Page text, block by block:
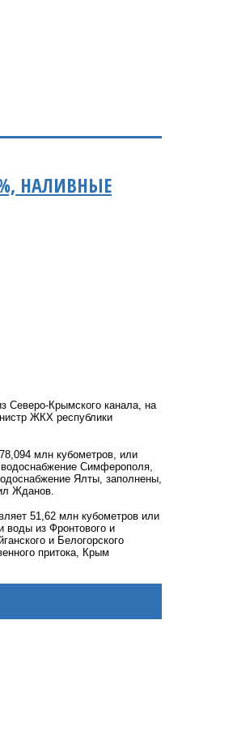
НАЛИВНЫЕ
Северо-Крымского канала, на
ЖКХ республики
млн кубометров, или
Симферополя,
Ялты, заполнены,
Жданов.
51,62 млн кубометров или
воды из Фронтового и
и Белогорского
притока, Крым